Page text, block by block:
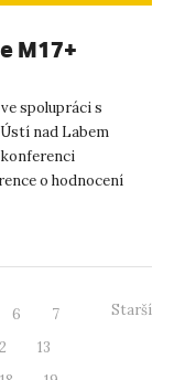
M17+
spolupráci s
nad Labem
konferenci
o hodnocení
6
7
13
Starší